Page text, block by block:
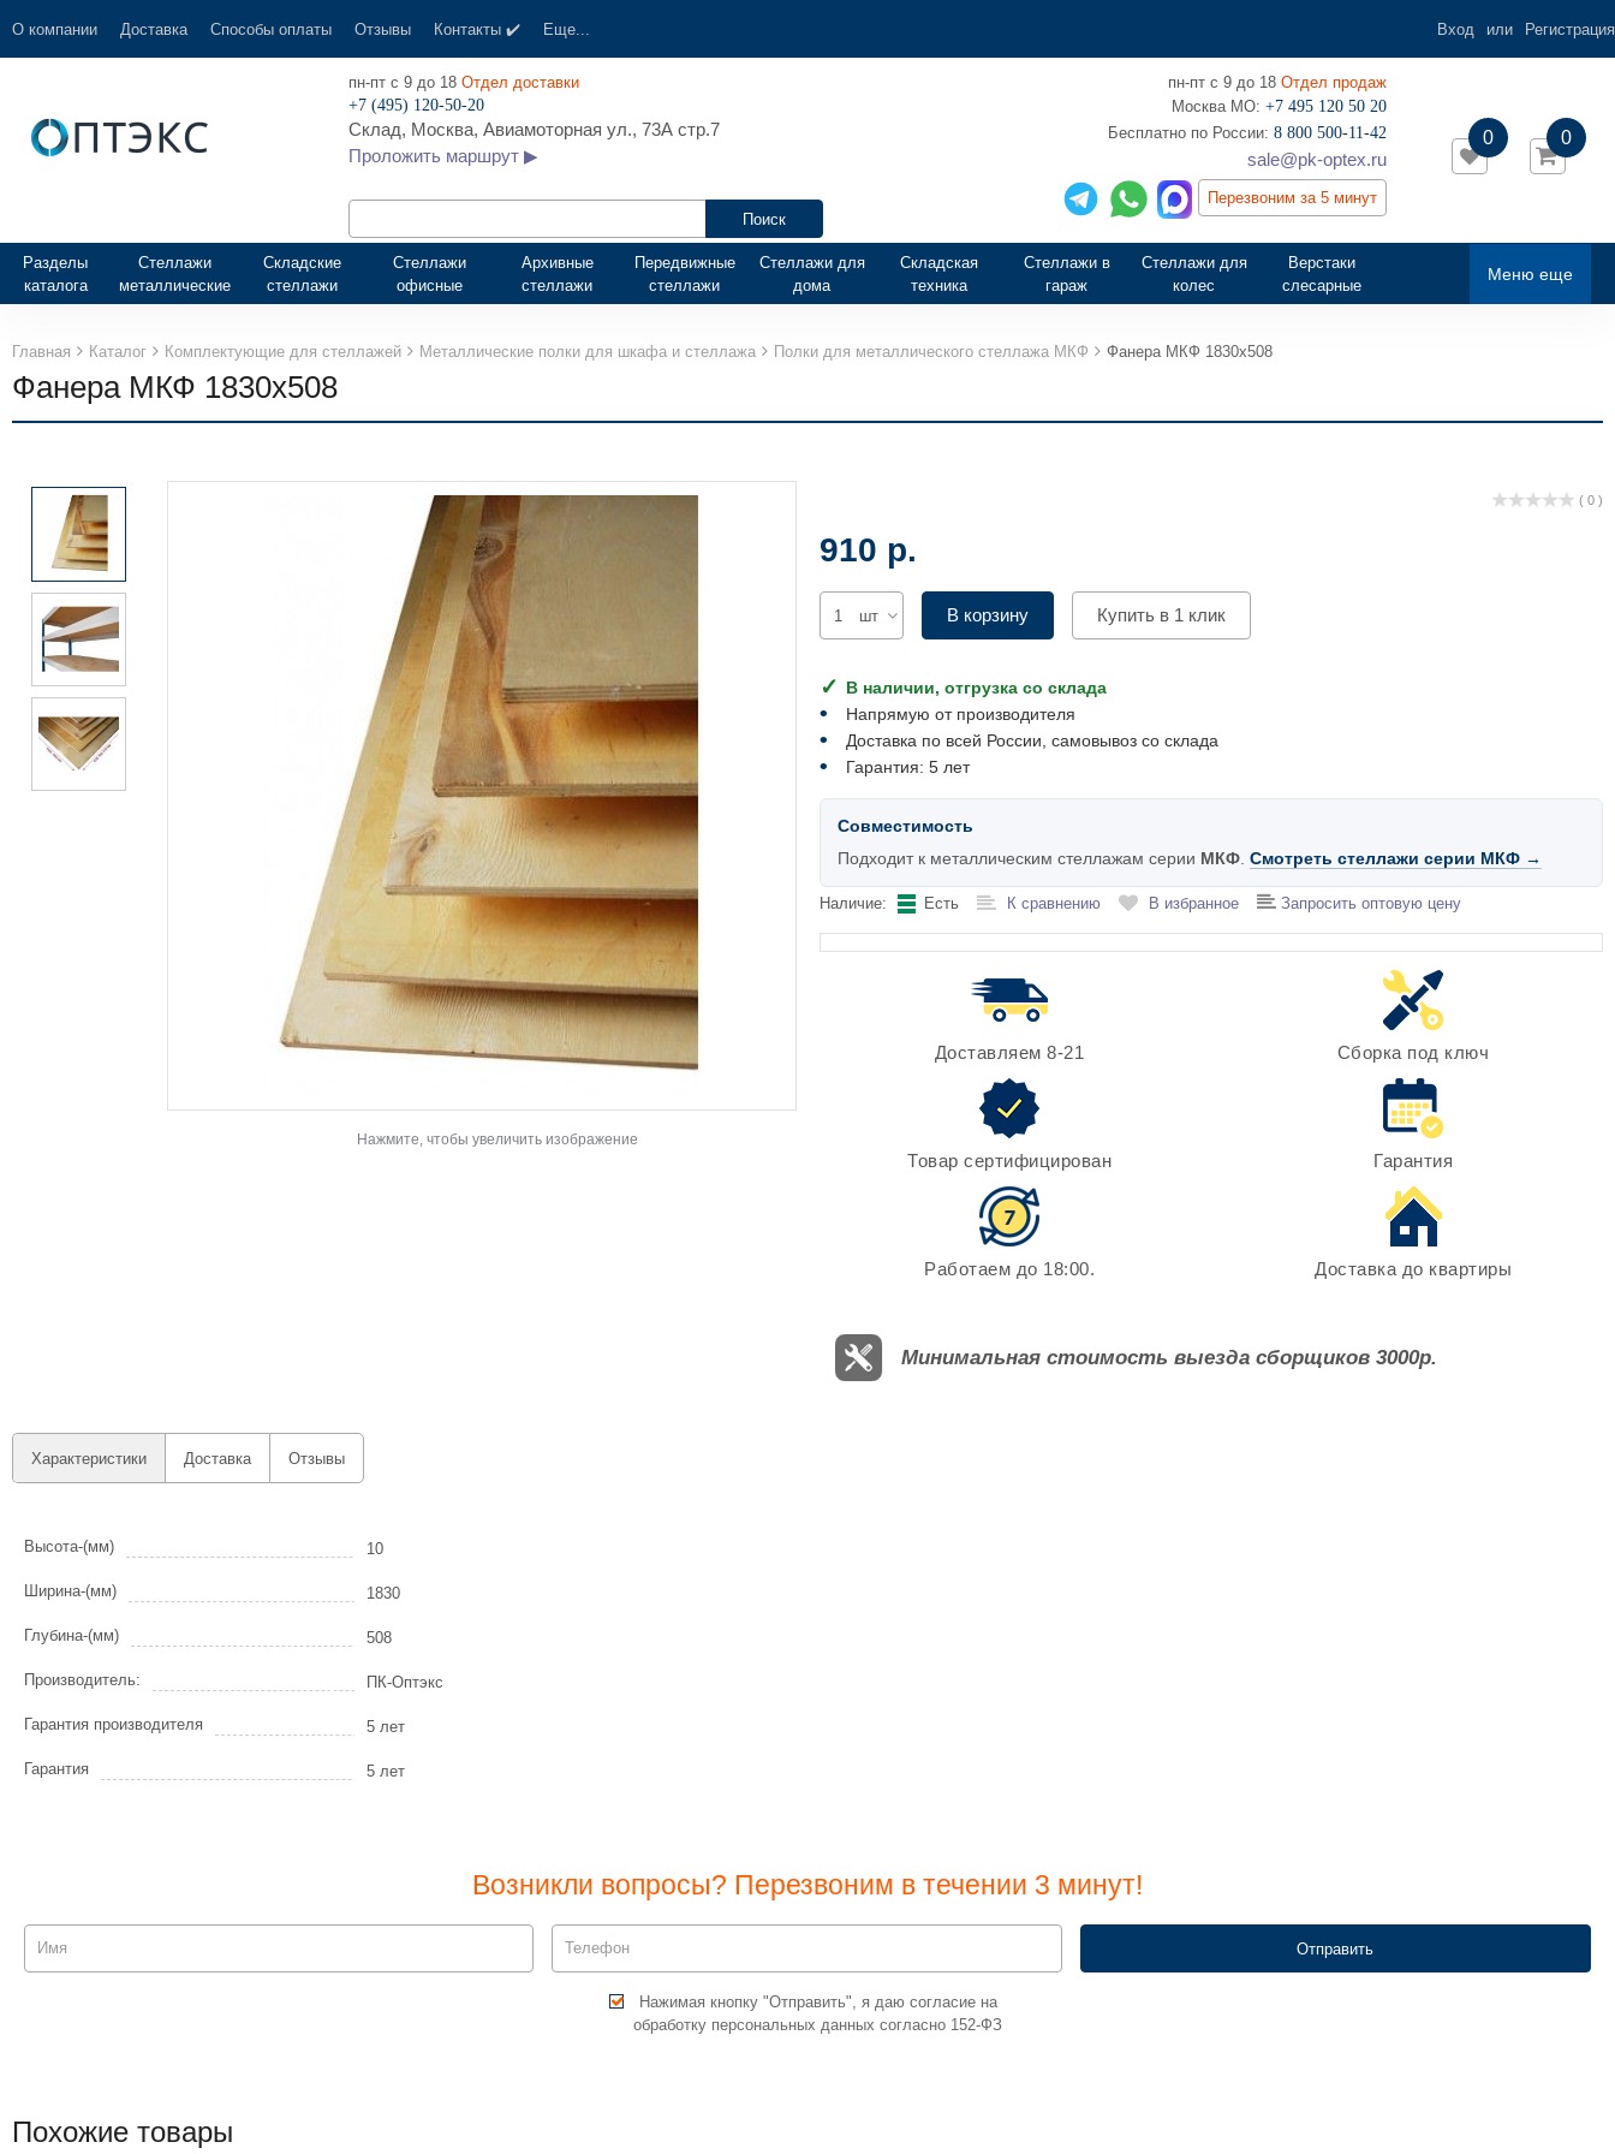
О компании Доставка Способы оплаты Отзывы Контакты ✔️ Еще... Вход или Регистрация
пн-пт с 9 до 18 Отдел доставки
+7 (495) 120-50-20
Склад, Москва, Авиамоторная ул., 73А стр.7
Проложить маршрут ▶
пн-пт с 9 до 18 Отдел продаж
Москва МО: +7 495 120 50 20
‎Бесплатно по России: 8 800 500-11-42
sale@pk-optex.ru
Перезвоним за 5 минут
0
0
Меню еще
Разделы
каталога
Стеллажи
металлические
Складские
стеллажи
Стеллажи
офисные
Архивные
стеллажи
Передвижные
стеллажи
Стеллажи для
дома
Складская
техника
Стеллажи в
гараж
Стеллажи для
колес
Верстаки
слесарные
Главная Каталог Комплектующие для стеллажей Металлические полки для шкафа и стеллажа Полки для металлического стеллажа МКФ Фанера МКФ 1830x508
Фанера МКФ 1830x508
Нажмите, чтобы увеличить изображение
( 0 )
910 р.
шт В корзину Купить в 1 клик
В наличии, отгрузка со склада
Напрямую от производителя
Доставка по всей России, самовывоз со склада
Гарантия: 5 лет
Совместимость
Подходит к металлическим стеллажам серии МКФ Смотреть стеллажи серии МКФ →
Наличие: Есть К сравнению В избранное Запросить оптовую цену
Доставляем 8-21 Сборка под ключ
Товар сертифицирован Гарантия
Работаем до 18:00. Доставка до квартиры
Минимальная стоимость выезда сборщиков 3000р.
Характеристики Доставка Отзывы
Высота-(мм) 10
Ширина-(мм) 1830
Глубина-(мм) 508
Производитель: ПК-Оптэкс
Гарантия производителя 5 лет
Гарантия 5 лет
Возникли вопросы? Перезвоним в течении 3 минут!
Нажимая кнопку "Отправить", я даю согласие на
обработку персональных данных согласно 152-ФЗ
Похожие товары